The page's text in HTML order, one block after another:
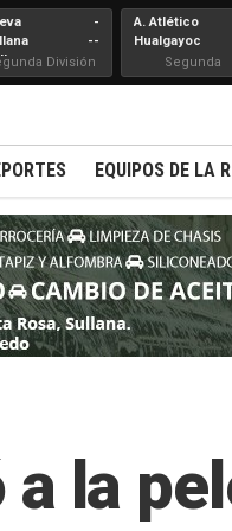
-
--
División
A. Atlético
Hualgayoc
Segunda
Profesional
EQUIPOS DE LA
la